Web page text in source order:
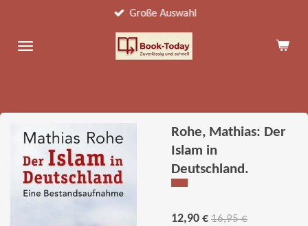
springen
Große Auswahl
Rohe, Mathias: Der
Islam in
Deutschland.
12,90 € 16,95 €